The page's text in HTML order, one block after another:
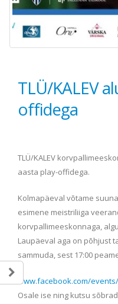
TLÜ/KALEV
offidega
TLÜ/KALEV
aasta play-offidega.
Kolmapäeval võtame
esimene meistriliiga
korvpallimeeskonnaga,
Laupäeval aga on põhjust
sammuda, sest 17:00
www.facebook.com/
Osale ise ning kutsu